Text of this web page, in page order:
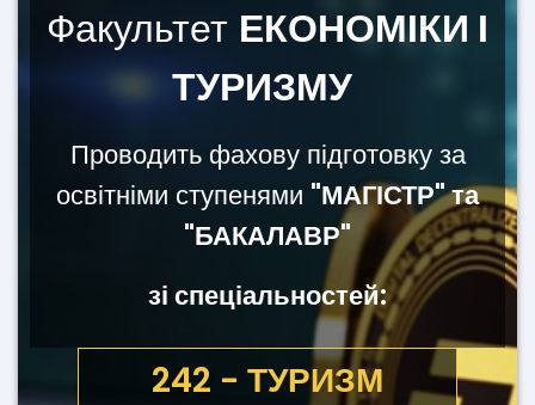
Факультет ЕКОНОМІКИ І
ТУРИЗМУ
Проводить фахову підготовку за
освітніми ступенями "МАГІСТР" та
"БАКАЛАВР"
зі спеціальностей:
051 - ЕКОНОМІКА
242 - ТУРИЗМ